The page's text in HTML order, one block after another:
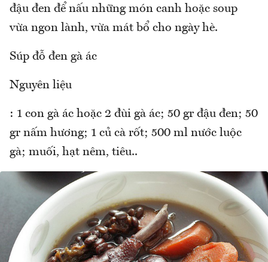
đậu đen để nấu những món canh hoặc soup
vừa ngon lành, vừa mát bổ cho ngày hè.
Súp đỗ đen gà ác
Nguyên liệu
: 1 con gà ác hoặc 2 đùi gà ác; 50 gr đậu đen; 50
gr nấm hương; 1 củ cà rốt; 500 ml nước luộc
gà; muối, hạt nêm, tiêu..